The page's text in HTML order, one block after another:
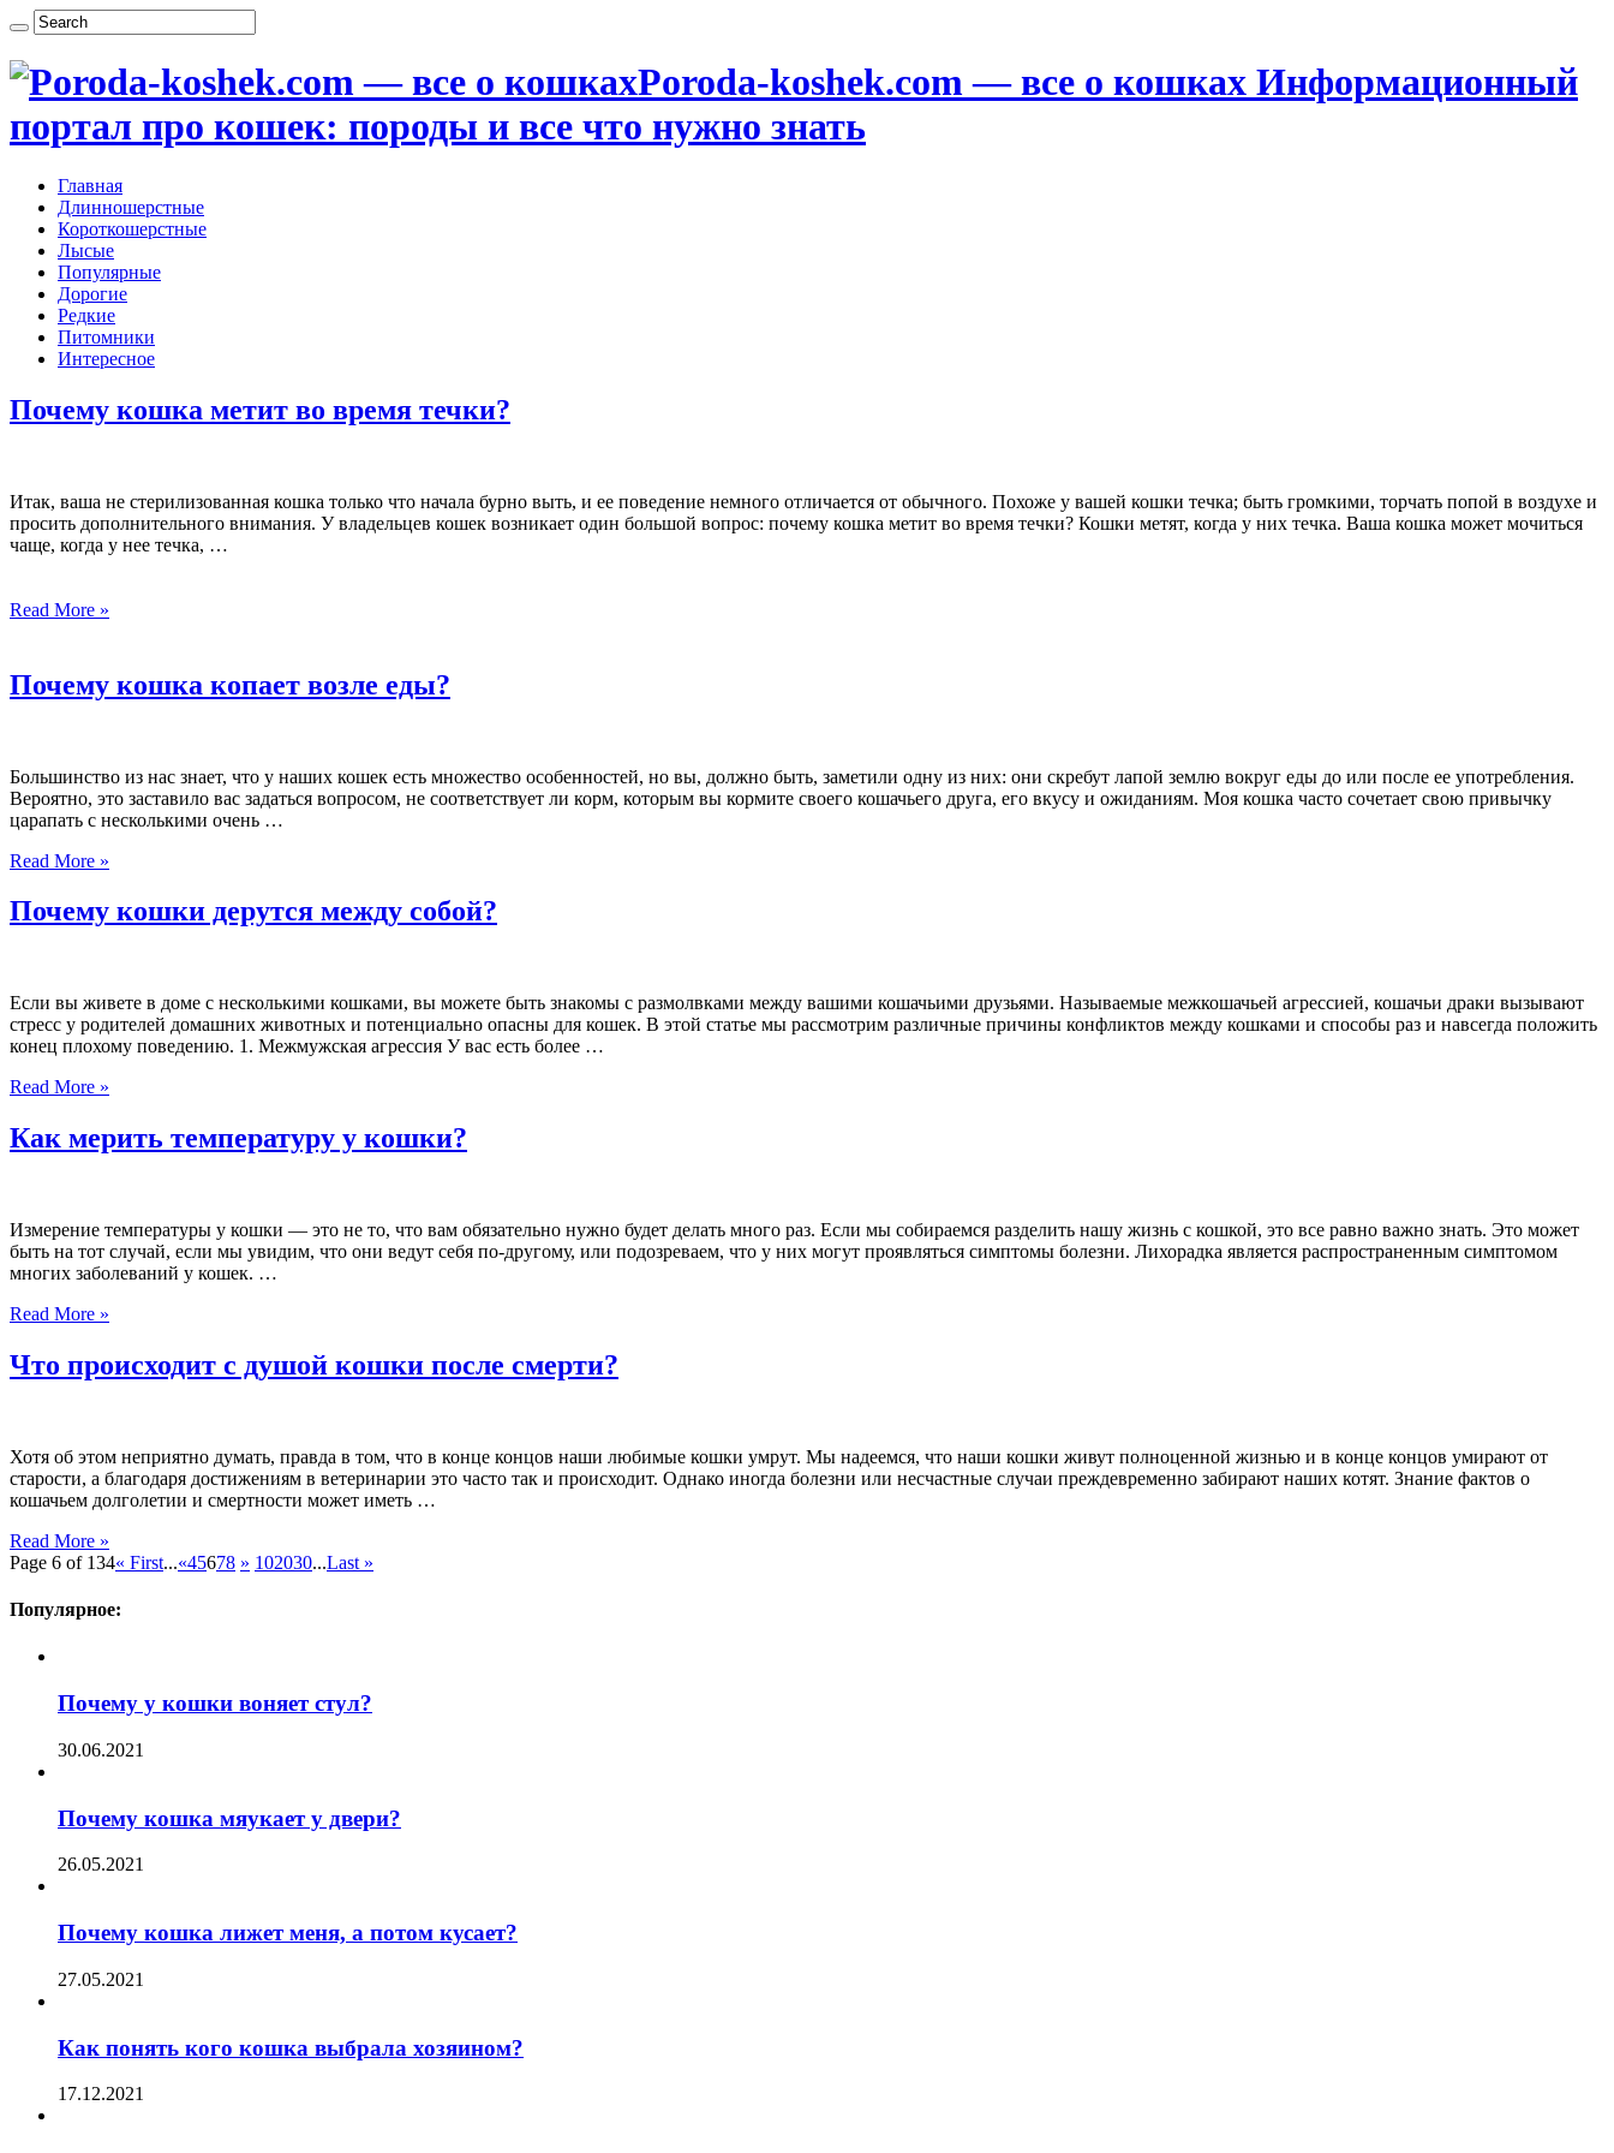
Poroda-koshek.com — все о кошках Информационный
портал про кошек: породы и все что нужно знать
Главная
Длинношерстные
Короткошерстные
Лысые
Популярные
Дорогие
Редкие
Питомники
Интересное
Почему кошка метит во время течки?
Итак, ваша не стерилизованная кошка только что начала бурно выть, и ее поведение немного отличается от обычного. Похоже у вашей кошки течка; быть громкими, торчать попой в воздухе и
просить дополнительного внимания. У владельцев кошек возникает один большой вопрос: почему кошка метит во время течки? Кошки метят, когда у них течка. Ваша кошка может мочиться
чаще, когда у нее течка, …
Read More »
Почему кошка копает возле еды?
Большинство из нас знает, что у наших кошек есть множество особенностей, но вы, должно быть, заметили одну из них: они скребут лапой землю вокруг еды до или после ее употребления.
Вероятно, это заставило вас задаться вопросом, не соответствует ли корм, которым вы кормите своего кошачьего друга, его вкусу и ожиданиям. Моя кошка часто сочетает свою привычку
царапать с несколькими очень …
Read More »
Почему кошки дерутся между собой?
Если вы живете в доме с несколькими кошками, вы можете быть знакомы с размолвками между вашими кошачьими друзьями. Называемые межкошачьей агрессией, кошачьи драки вызывают
стресс у родителей домашних животных и потенциально опасны для кошек. В этой статье мы рассмотрим различные причины конфликтов между кошками и способы раз и навсегда положить
конец плохому поведению. 1. Межмужская агрессия У вас есть более …
Read More »
Как мерить температуру у кошки?
Измерение температуры у кошки — это не то, что вам обязательно нужно будет делать много раз. Если мы собираемся разделить нашу жизнь с кошкой, это все равно важно знать. Это может
быть на тот случай, если мы увидим, что они ведут себя по-другому, или подозреваем, что у них могут проявляться симптомы болезни. Лихорадка является распространенным симптомом
многих заболеваний у кошек. …
Read More »
Что происходит с душой кошки после смерти?
Хотя об этом неприятно думать, правда в том, что в конце концов наши любимые кошки умрут. Мы надеемся, что наши кошки живут полноценной жизнью и в конце концов умирают от
старости, а благодаря достижениям в ветеринарии это часто так и происходит. Однако иногда болезни или несчастные случаи преждевременно забирают наших котят. Знание фактов о
кошачьем долголетии и смертности может иметь …
Read More »
Page 6 of 134« First...«45678 » 102030...Last »
Популярное:
Почему у кошки воняет стул?
30.06.2021
Почему кошка мяукает у двери?
26.05.2021
Почему кошка лижет меня, а потом кусает?
27.05.2021
Как понять кого кошка выбрала хозяином?
17.12.2021